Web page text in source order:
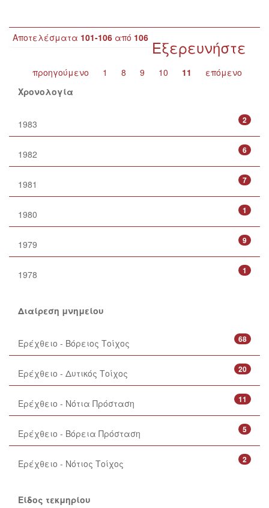
Αποτελέσματα 101-106 από 106
προηγούμενο 1 8 9 10 11 επόμενο
Εξερευνήστε
Χρονολογία
2
1983
6
1982
7
1981
1
1980
9
1979
1
1978
Διαίρεση μνημείου
68
Ερέχθειο - Βόρειος Τοίχος
20
Ερέχθειο - Δυτικός Τοίχος
11
Ερέχθειο - Νότια Πρόσταση
5
Ερέχθειο - Βόρεια Πρόσταση
2
Ερέχθειο - Νότιος Τοίχος
Είδος τεκμηρίου